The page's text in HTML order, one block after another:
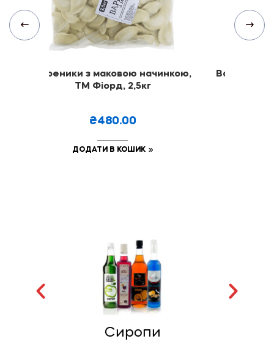
Вареники з маковою начинкою,
ТМ Фіорд, 2,5кг
₴480.00
ДОДАТИ В КОШИК
Вареники
Топінги